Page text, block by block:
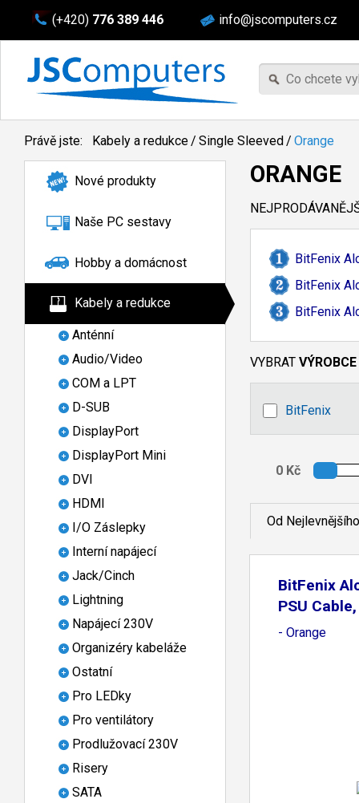
(+420) 776 389 446 info@jscomputers.cz
Právě jste: Kabely a redukce/ Single Sleeved/ Orange
Nové produkty
Naše PC sestavy
Hobby a domácnost
Kabely a redukce
Anténní
Audio/Video
COM a LPT
D-SUB
DisplayPort
DisplayPort Mini
DVI
HDMI
I/O Záslepky
Interní napájecí
Jack/Cinch
Lightning
Napájecí 230V
Organizéry kabeláže
Ostatní
Pro LEDky
Pro ventilátory
Prodlužovací 230V
Risery
SATA
ORANGE
BitFenix
BitFenix
BitFenix
VYBRAT VÝROBCE
BitFenix
Od Nejlevnějšího
BitFenix
PSU
- Orange